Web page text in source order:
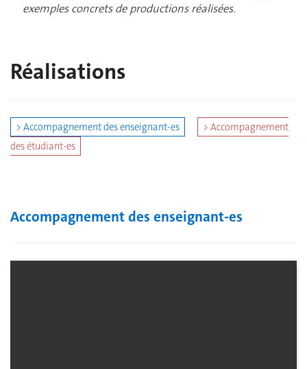
exemples concrets de productions réalisées.
Réalisations
> Accompagnement des enseignant-es
> Accompagnement
des étudiant-es
Accompagnement des enseignant-es